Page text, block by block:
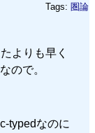
Tags: 圏論
よりも早く
ので。
typedなのに